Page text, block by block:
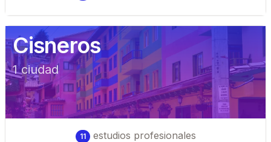
Cisneros
1ciudad
11 estudios profesionales